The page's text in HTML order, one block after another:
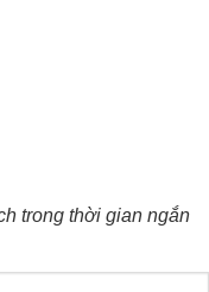
trong thời gian ngắn